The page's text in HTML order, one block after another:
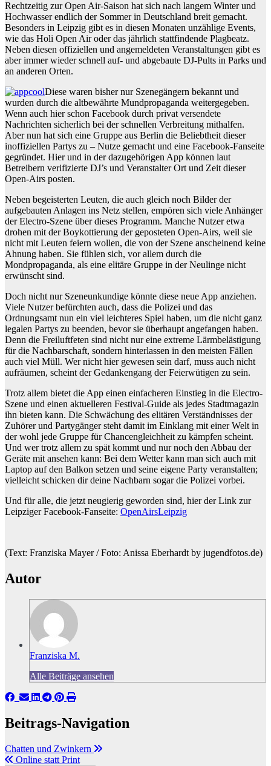
Rechtzeitig zur Open Air-Saison hat sich nach langem Winter und
Hochwasser endlich der Sommer in Deutschland breit gemacht.
Besonders in Leipzig gibt es in diesen Monaten unzählige Events,
wie das Holi Open Air oder das jährlich stattfindende Plagbeatz.
Neben diesen offiziellen und angemeldeten Veranstaltungen gibt es
aber immer wieder schnell auf- und abgebaute DJ-Pults in Parks und
an anderen Orten.
Diese waren bisher nur Szenegängern bekannt und
wurden durch die altbewährte Mundpropaganda weitergegeben.
Wenn auch hier schon Facebook durch privat versendete
Nachrichten sicherlich bei der schnellen Verbreitung mithalfen.
Aber nun hat sich eine Gruppe aus Berlin die Beliebtheit dieser
inoffiziellen Partys zu – Nutze gemacht und eine Facebook-Fanseite
gegründet. Hier und in der dazugehörigen App können laut
Betreibern verifizierte DJ’s und Veranstalter Ort und Zeit dieser
Open-Airs posten.
Neben begeisterten Leuten, die auch gleich noch Bilder der
aufgebauten Anlagen ins Netz stellen, empören sich viele Anhänger
der Electro-Szene über dieses Programm. Manche Nutzer etwa
drohen mit der Boykottierung der geposteten Open-Airs, weil sie
nicht mit Leuten feiern wollen, die von der Szene anscheinend keine
Ahnung haben. Sie fühlen sich, vor allem durch die
Mondpropaganda, als eine elitäre Gruppe in der Neulinge nicht
erwünscht sind.
Doch nicht nur Szeneunkundige könnte diese neue App anziehen.
Viele Nutzer befürchten auch, dass die Polizei und das
Ordnungsamt nun ein viel leichteres Spiel haben, um die nicht ganz
legalen Partys zu beenden, bevor sie überhaupt angefangen haben.
Denn die Freiluftfeten sind nicht nur eine extreme Lärmbelästigung
für die Nachbarschaft, sondern hinterlassen in den meisten Fällen
auch viel Müll. Wer nicht hier gewesen sein darf, muss auch nicht
aufräumen, scheint der Gedankengang der Feierwütigen zu sein.
Trotz allem bietet die App einen einfacheren Einstieg in die Electro-
Szene und einen aktuelleren Festival-Guide als jedes Stadtmagazin
ihn bieten kann. Die Schwächung des elitären Verständnisses der
Zuhörer und Partygänger steht damit im Einklang mit einer Welt in
der wohl jede Gruppe für Chancengleichheit zu kämpfen scheint.
Und wer trotz allem zu spät kommt und nur noch den Abbau der
Geräte mit ansehen kann: Bei dem Wetter kann man sich auch mit
Laptop auf den Balkon setzen und seine eigene Party veranstalten;
vielleicht schicken dir deine Nachbarn sogar die Polizei vorbei.
Und für alle, die jetzt neugierig geworden sind, hier der Link zur
Leipziger Facebook-Fanseite: OpenAirsLeipzig
(Text: Franziska Mayer / Foto: Anissa Eberhardt by jugendfotos.de)
Autor
Franziska M.
Alle Beiträge ansehen
Beitrags-Navigation
Chatten und Zwinkern
Online statt Print